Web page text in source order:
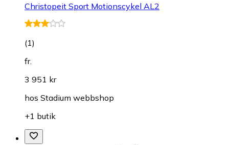
Christopeit Sport Motionscykel AL2
(1)
fr.
3 951 kr
hos Stadium webbshop
+1 butik